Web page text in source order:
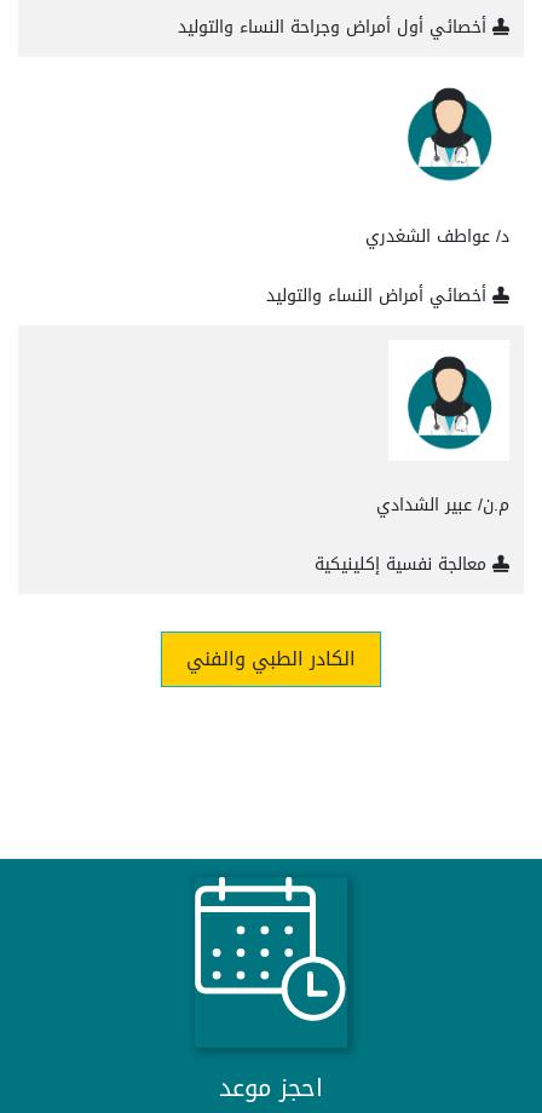
أخصائي أول أمراض وجراحة النساء والتوليد
د/ عواطف الشغدري
أخصائي أمراض النساء والتوليد
م.ن/ عبير الشدادي
معالجة نفسية إكلينيكية
الكادر الطبي والفني
احجز موعد